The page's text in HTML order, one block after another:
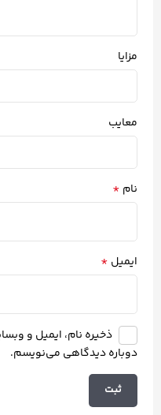
مزایا
معایب
نام *
ایمیل *
ذخیره نام، ایمیل و
دوباره دیدگاهی می‌نویسم.